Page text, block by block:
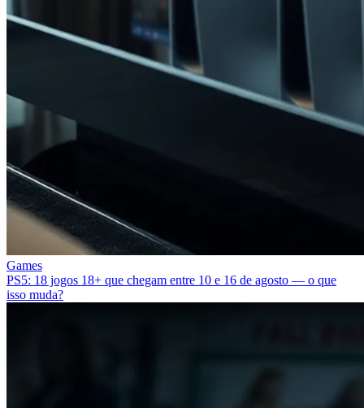
Games
PS5: 18 jogos 18+ que chegam entre 10 e 16 de agosto — o que
isso muda?